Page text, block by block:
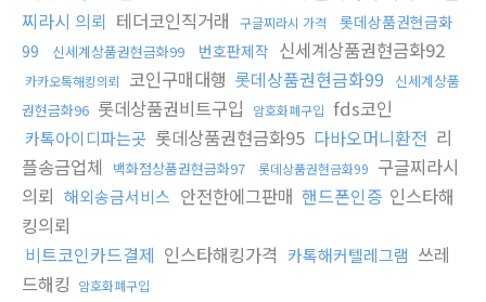
찌라시 의뢰 테더코인직거래 구글찌라시 가격
롯데상품권현금화
99
신세계상품권현금화99 번호판제작 신세계상품권현금화92
카카오톡해킹의뢰 코인구매대행 롯데상품권현금화99
신세계상품
권현금화96 롯데상품권비트구입 암호화폐구입 fds코인
카톡아이디파는곳 롯데상품권현금화95 다바오머니환전 리
플송금업체
백화점상품권현금화97 롯데상품권현금화99 구글찌라시
의뢰 해외송금서비스 안전한에그판매 핸드폰인증 인스타해
킹의뢰
비트코인카드결제 인스타해킹가격 카톡해커텔레그램 쓰레
드해킹 암호화폐구입